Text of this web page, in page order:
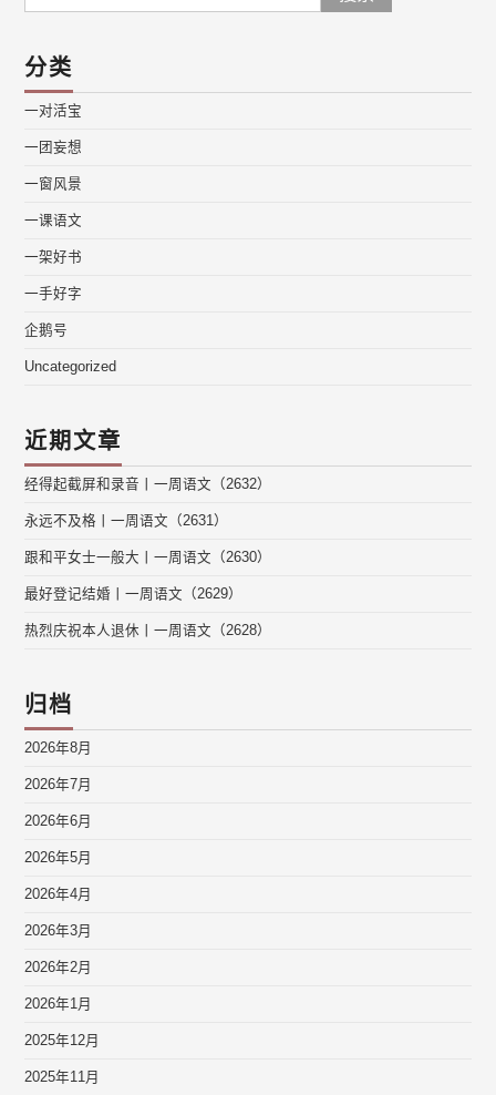
分类
一对活宝
一团妄想
一窗风景
一课语文
一架好书
一手好字
企鹅号
Uncategorized
近期文章
经得起截屏和录音丨一周语文（2632）
永远不及格丨一周语文（2631）
跟和平女士一般大丨一周语文（2630）
最好登记结婚丨一周语文（2629）
热烈庆祝本人退休丨一周语文（2628）
归档
2026年8月
2026年7月
2026年6月
2026年5月
2026年4月
2026年3月
2026年2月
2026年1月
2025年12月
2025年11月